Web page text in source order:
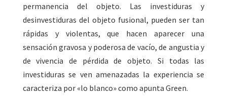
permanencia del objeto. Las investiduras y
desinvestiduras del objeto fusional, pueden ser tan
rápidas y violentas, que hacen aparecer una
sensación gravosa y poderosa de vacío, de angustia y
de vivencia de pérdida de objeto. Si todas las
investiduras se ven amenazadas la experiencia se
caracteriza por «lo blanco» como apunta Green.